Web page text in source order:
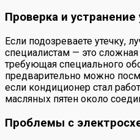
Проверка и устранение
Если подозреваете утечку,
специалистам — это
требующая специального
предварительно можно
если кондиционер стал
масляных пятен около
Проблемы с